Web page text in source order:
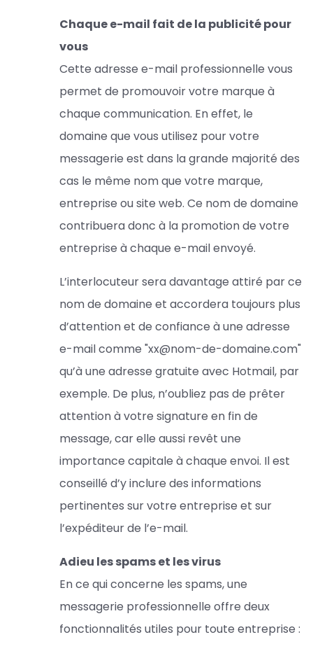
Chaque e-mail fait de la publicité pour
vous
Cette adresse e-mail professionnelle vous
permet de promouvoir votre marque à
chaque communication. En effet, le
domaine que vous utilisez pour votre
messagerie est dans la grande majorité des
cas le même nom que votre marque,
entreprise ou site web. Ce nom de domaine
contribuera donc à la promotion de votre
entreprise à chaque e-mail envoyé.
L’interlocuteur sera davantage attiré par ce
nom de domaine et accordera toujours plus
d’attention et de confiance à une adresse
e-mail comme "xx@nom-de-domaine.com"
qu’à une adresse gratuite avec Hotmail, par
exemple. De plus, n’oubliez pas de prêter
attention à votre signature en fin de
message, car elle aussi revêt une
importance capitale à chaque envoi. Il est
conseillé d’y inclure des informations
pertinentes sur votre entreprise et sur
l’expéditeur de l’e-mail.
Adieu les spams et les virus
En ce qui concerne les spams, une
messagerie professionnelle offre deux
fonctionnalités utiles pour toute entreprise :